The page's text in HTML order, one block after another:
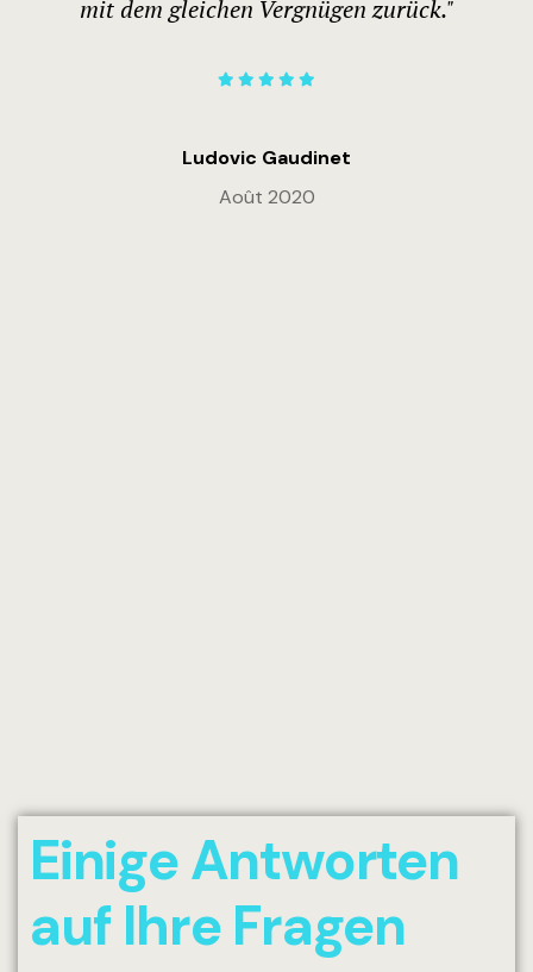
mit dem gleichen Vergnügen zurück."
Ludovic Gaudinet
Août 2020
Einige Antworten
auf Ihre Fragen